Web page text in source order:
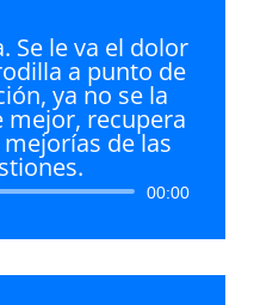
Se le va el dolor
a punto de
ya no se la
mejor, recupera
de las
Reproductor
audio
00:00